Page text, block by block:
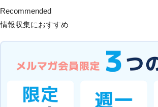
Recommended
情報収集におすすめ